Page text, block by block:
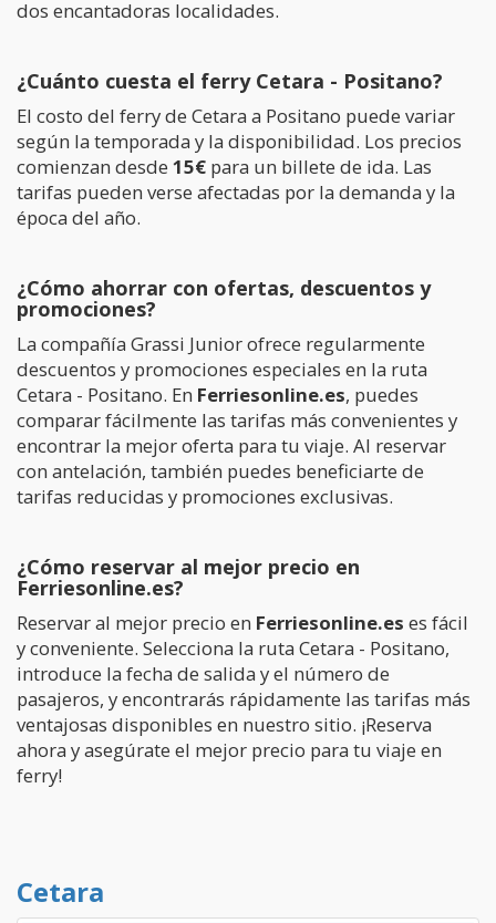
dos encantadoras localidades.
¿Cuánto cuesta el ferry Cetara - Positano?
El costo del ferry de Cetara a Positano puede variar
según la temporada y la disponibilidad. Los precios
comienzan desde 15€ para un billete de ida. Las
tarifas pueden verse afectadas por la demanda y la
época del año.
¿Cómo ahorrar con ofertas, descuentos y
promociones?
La compañía Grassi Junior ofrece regularmente
descuentos y promociones especiales en la ruta
Cetara - Positano. En Ferriesonline.es, puedes
comparar fácilmente las tarifas más convenientes y
encontrar la mejor oferta para tu viaje. Al reservar
con antelación, también puedes beneficiarte de
tarifas reducidas y promociones exclusivas.
¿Cómo reservar al mejor precio en
Ferriesonline.es?
Reservar al mejor precio en Ferriesonline.es es fácil
y conveniente. Selecciona la ruta Cetara - Positano,
introduce la fecha de salida y el número de
pasajeros, y encontrarás rápidamente las tarifas más
ventajosas disponibles en nuestro sitio. ¡Reserva
ahora y asegúrate el mejor precio para tu viaje en
ferry!
Cetara